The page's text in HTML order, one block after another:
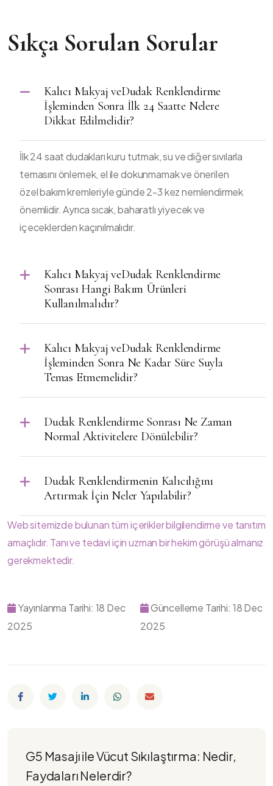
Sıkça Sorulan Sorular
Kalıcı Makyaj veDudak Renklendirme
İşleminden Sonra İlk 24 Saatte Nelere
Dikkat Edilmelidir?
İlk 24 saat dudakları kuru tutmak, su ve diğer sıvılarla
temasını önlemek, el ile dokunmamak ve önerilen
özel bakım kremleriyle günde 2-3 kez nemlendirmek
önemlidir. Ayrıca sıcak, baharatlı yiyecek ve
içeceklerden kaçınılmalıdır.
Kalıcı Makyaj veDudak Renklendirme
Sonrası Hangi Bakım Ürünleri
Kullanılmalıdır?
Kalıcı Makyaj veDudak Renklendirme
İşleminden Sonra Ne Kadar Süre Suyla
Temas Etmemelidir?
Dudak Renklendirme Sonrası Ne Zaman
Normal Aktivitelere Dönülebilir?
Dudak Renklendirmenin Kalıcılığını
Artırmak İçin Neler Yapılabilir?
Web sitemizde bulunan tüm içerikler bilgilendirme ve tanıtım
amaçlıdır. Tanı ve tedavi için uzman bir hekim görüşü almanız
gerekmektedir.
Yayınlanma Tarihi: 18 Dec
2025
Güncelleme Tarihi: 18 Dec
2025
G5 Masajı ile Vücut Sıkılaştırma: Nedir,
Faydaları Nelerdir?